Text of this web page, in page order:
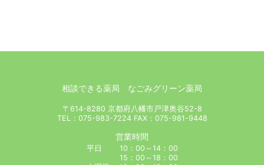
相談できる薬局 なごみグリーン薬局
〒614-8280 京都府八幡市戸津奥谷52-8
TEL：075-983-7224 FAX：075-981-9448
営業時間
平日 10：00～14：00
15：00～18：00